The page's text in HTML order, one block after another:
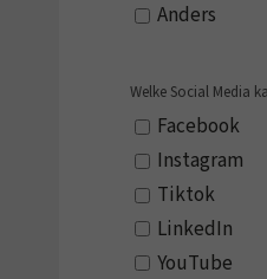
Anders
Welke Social Media
Facebook
Instagram
Tiktok
LinkedIn
YouTube